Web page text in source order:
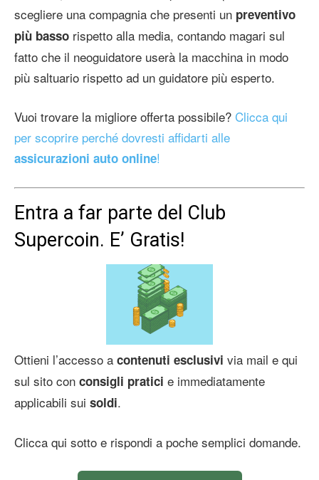
scegliere una compagnia che presenti un preventivo
più basso rispetto alla media, contando magari sul
fatto che il neoguidatore userà la macchina in modo
più saltuario rispetto ad un guidatore più esperto.
Vuoi trovare la migliore offerta possibile? Clicca qui
per scoprire perché dovresti affidarti alle
assicurazioni auto online!
Entra a far parte del Club
Supercoin. E’ Gratis!
Ottieni l’accesso a contenuti esclusivi via mail e qui
sul sito con consigli pratici e immediatamente
applicabili sui soldi.
Clicca qui sotto e rispondi a poche semplici domande.